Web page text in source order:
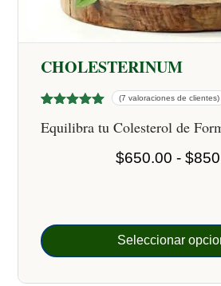
CHOLESTERINUM
con5.00
de 5 en
(7 valoraciones de clientes)
Equilibra tu Colesterol de
$650.00 - $
Seleccionar